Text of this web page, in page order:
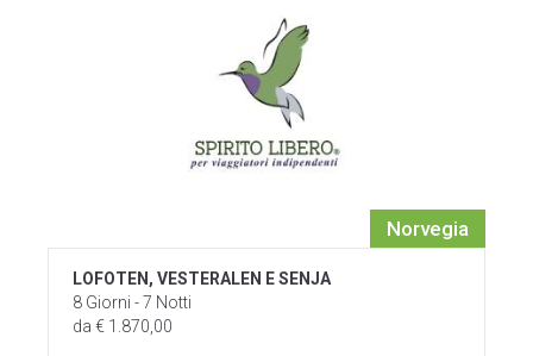
Norvegia
LOFOTEN, VESTERALEN E SENJA
8 Giorni - 7 Notti
da € 1.870,00